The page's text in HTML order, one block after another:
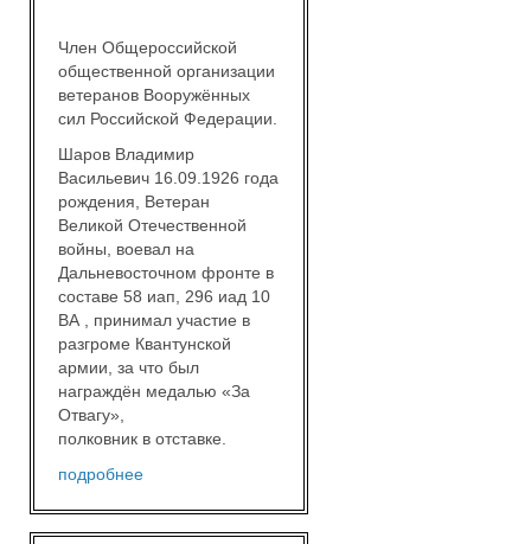
Член Общероссийской
общественной организации
ветеранов Вооружённых
сил Российской Федерации.
Шаров Владимир
Васильевич 16.09.1926 года
рождения, Ветеран
Великой Отечественной
войны, воевал на
Дальневосточном фронте в
составе 58 иап, 296 иад 10
ВА , принимал участие в
разгроме Квантунской
армии, за что был
награждён медалью «За
Отвагу»,
полковник в отставке.
подробнее